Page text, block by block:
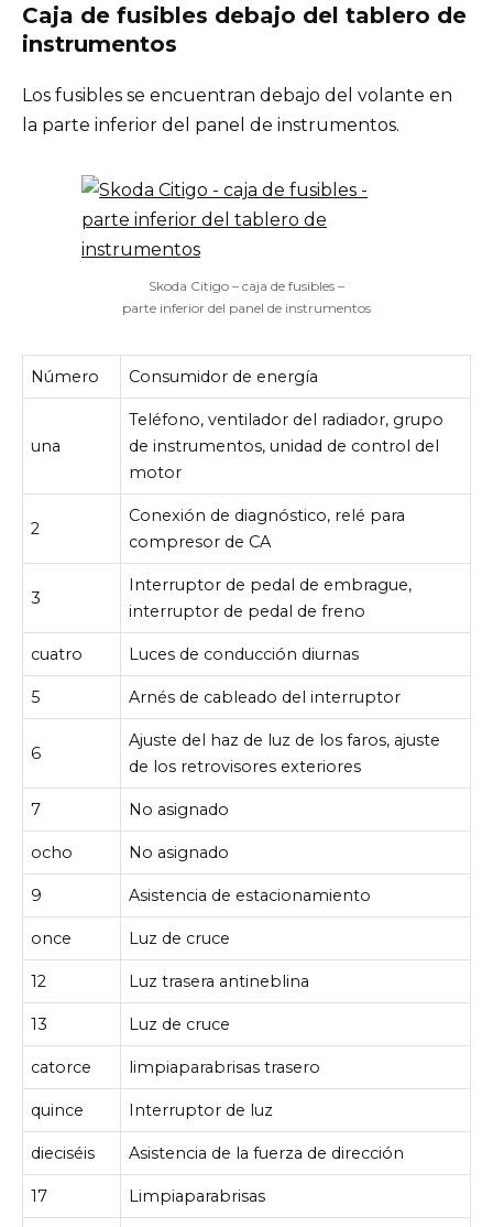
Caja de fusibles debajo del tablero de
instrumentos
Los fusibles se encuentran debajo del volante en
la parte inferior del panel de instrumentos.
Skoda Citigo – caja de fusibles –
parte inferior del panel de instrumentos
Número Consumidor de energía
una
Teléfono, ventilador del radiador, grupo
de instrumentos, unidad de control del
motor
2
Conexión de diagnóstico, relé para
compresor de CA
3
Interruptor de pedal de embrague,
interruptor de pedal de freno
cuatro Luces de conducción diurnas
5 Arnés de cableado del interruptor
6
Ajuste del haz de luz de los faros, ajuste
de los retrovisores exteriores
7 No asignado
ocho No asignado
9 Asistencia de estacionamiento
once Luz de cruce
12 Luz trasera antineblina
13 Luz de cruce
catorce limpiaparabrisas trasero
quince Interruptor de luz
dieciséis Asistencia de la fuerza de dirección
17 Limpiaparabrisas